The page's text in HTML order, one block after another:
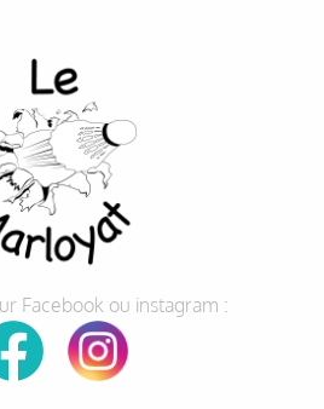
Facebook ou instagram :